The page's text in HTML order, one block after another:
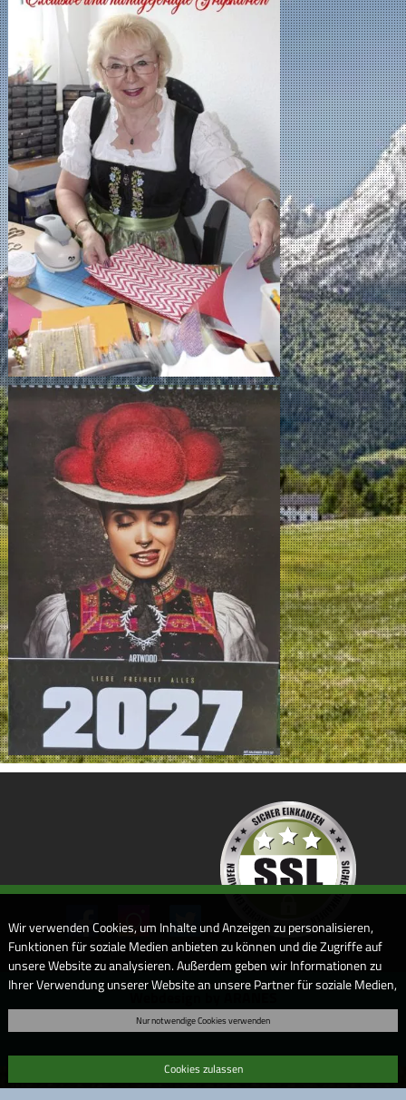
Webdesign by ARANES
Wir verwenden Cookies, um Inhalte und Anzeigen zu personalisieren,
Funktionen für soziale Medien anbieten zu können und die Zugriffe auf
unsere Website zu analysieren. Außerdem geben wir Informationen zu
Ihrer Verwendung unserer Website an unsere Partner für soziale Medien,
Informationen möglicherweise mit weiteren Daten zusammen, die Sie
Dienste gesammelt haben. Sofern Sie uns Ihre Einwilligung geben,
können Sie diese jederzeit in der Datenschutzerklärung wieder
Nur notwendige Cookies verwenden
Cookies zulassen